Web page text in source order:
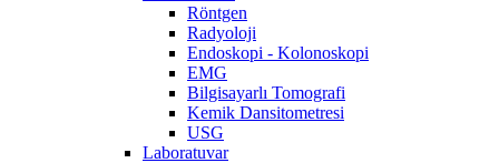
Röntgen
Radyoloji
Endoskopi - Kolonoskopi
EMG
Bilgisayarlı Tomografi
Kemik Dansitometresi
USG
Laboratuvar